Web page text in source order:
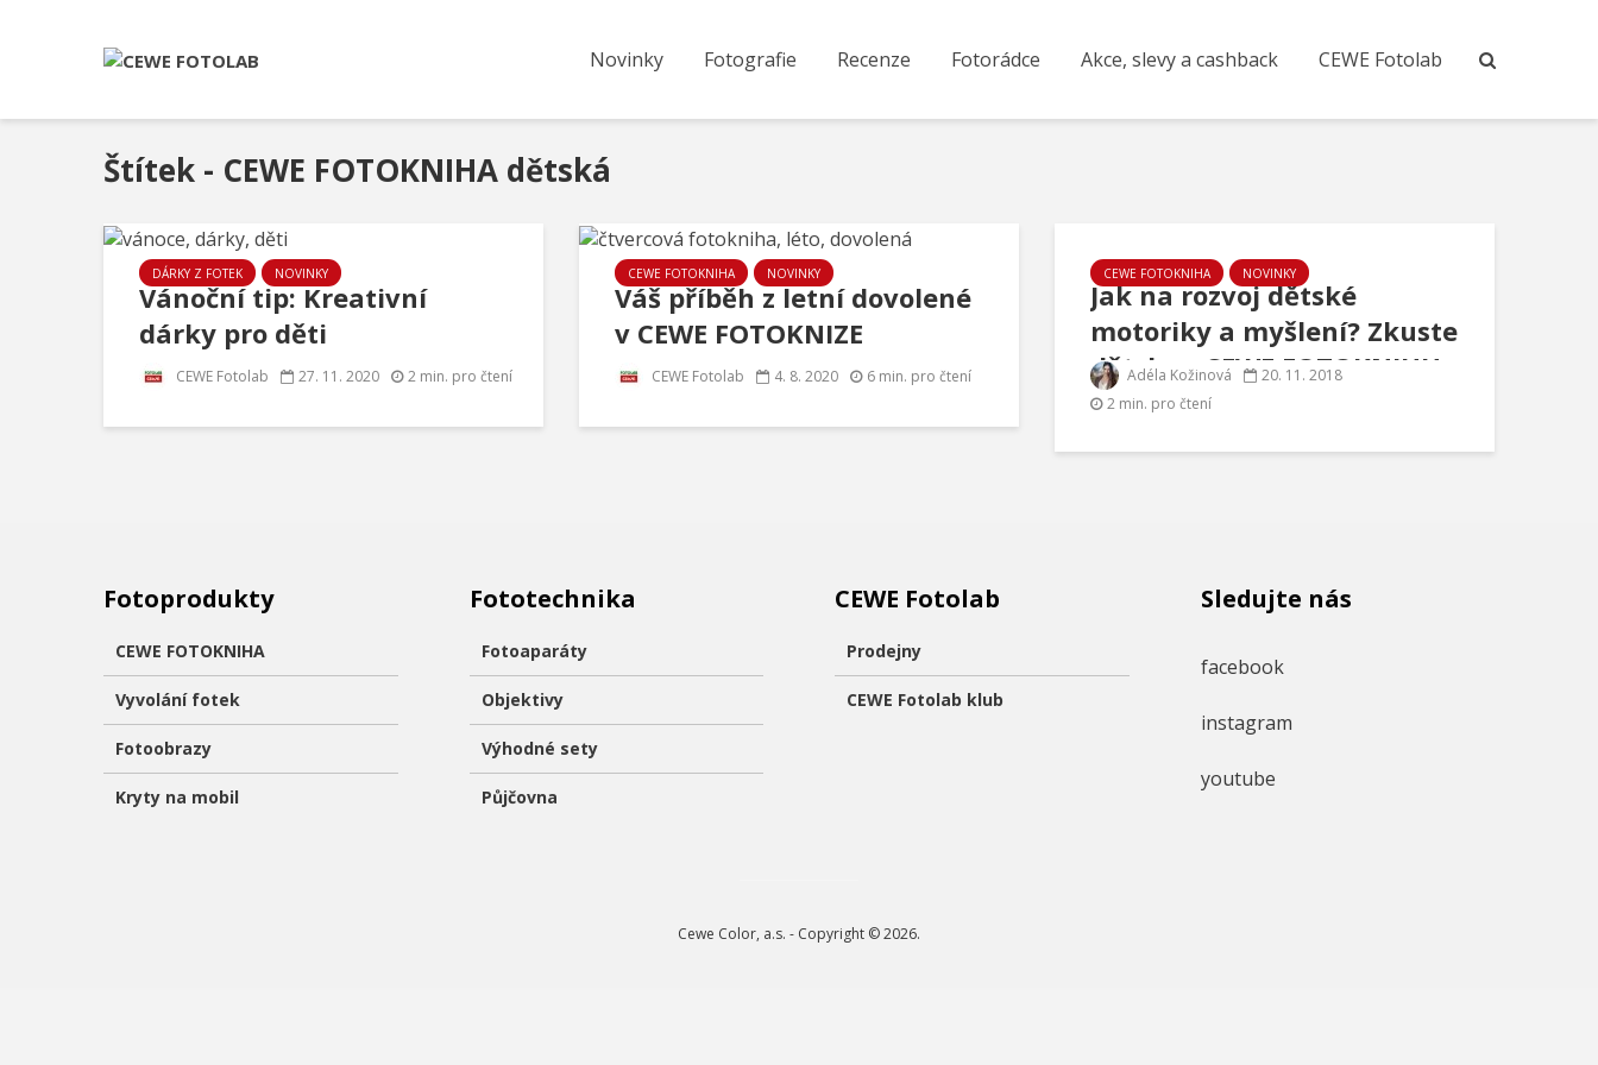
Novinky Fotografie Recenze Fotorádce Akce, slevy a cashback CEWE Fotolab
Štítek - CEWE FOTOKNIHA dětská
DÁRKY Z FOTEK NOVINKY
Vánoční tip: Kreativní
dárky pro děti
CEWE Fotolab 27. 11. 2020 2 min. pro čtení
CEWE FOTOKNIHA NOVINKY
Váš příběh z letní dovolené
v CEWE FOTOKNIZE
CEWE Fotolab 4. 8. 2020 6 min. pro čtení
CEWE FOTOKNIHA NOVINKY
Jak na rozvoj dětské
motoriky a myšlení? Zkuste
dětskou CEWE FOTOKNIHU
Adéla Kožinová
20. 11. 2018
2 min. pro čtení
Fotoprodukty
CEWE FOTOKNIHA
Vyvolání fotek
Fotoobrazy
Kryty na mobil
Fototechnika
Fotoaparáty
Objektivy
Výhodné sety
Půjčovna
CEWE Fotolab
Prodejny
CEWE Fotolab klub
Sledujte nás
facebook
instagram
youtube
Cewe Color, a.s. - Copyright © 2026.